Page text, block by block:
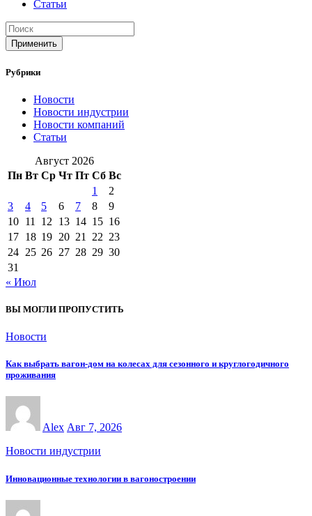
Статьи
Применить
Рубрики
Новости
Новости индустрии
Новости компаний
Статьи
Август 2026
Пн Вт Ср Чт Пт Сб Вс
1
2
3
4 5 6 7 8
9
10 11 12 13 14 15 16
17 18 19 20 21 22 23
24 25 26 27 28 29 30
31
« Июл
ВЫ МОГЛИ ПРОПУСТИТЬ
Новости
Как выбрать вагон-дом на колесах для сезонного и круглогодичного
проживания
Alex Авг 7, 2026
Новости индустрии
Инновационные технологии в вагоностроении